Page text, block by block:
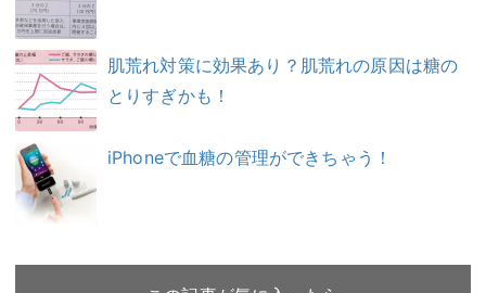
肌荒れ対策に効果あり？肌荒れの原因は糖の
とりすぎかも！
iPhoneで血糖の管理ができちゃう！